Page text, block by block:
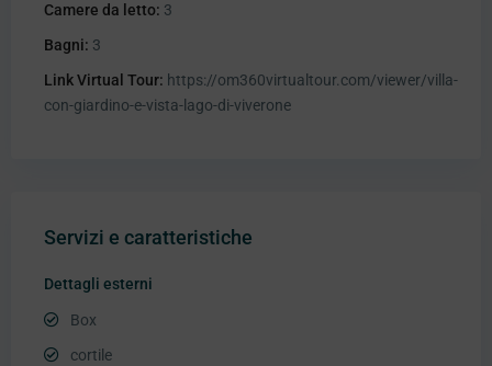
Camere da letto: 3
Bagni: 3
Link Virtual Tour: https://om360virtualtour.com/viewer/villa-
con-giardino-e-vista-lago-di-viverone
Servizi e caratteristiche
Dettagli esterni
Box
cortile